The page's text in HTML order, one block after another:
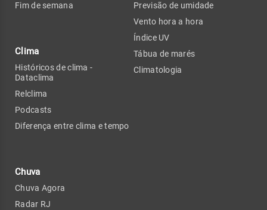
Fim de semana
Clima
Históricos de clima -
Dataclima
Relclima
Podcasts
Diferença entre clima e tempo
Chuva
Chuva Agora
Radar RJ
Previsão de umidade
Vento hora a hora
Índice UV
Tábua de marés
Climatologia